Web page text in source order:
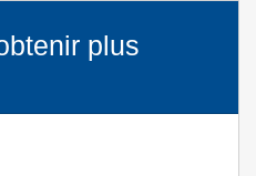
plus